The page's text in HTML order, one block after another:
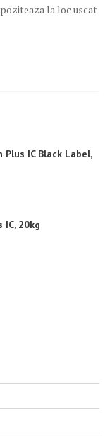
la loc uscat
Plus IC Black Label,
IC, 20kg